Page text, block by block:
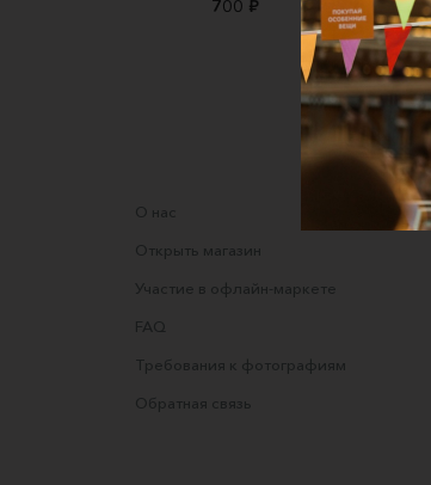
700 ₽
О нас
Открыть магазин
Участие в офлайн-маркете
FAQ
Требования к фотографиям
Обратная связь